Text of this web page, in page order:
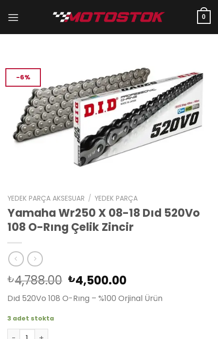
atla
0
-6%
YEDEK PARÇA AKSESUAR / YEDEK PARÇA
Yamaha Wr250 X 08-18 Dıd 520Vo
108 O-Rıng Çelik Zincir
₺4,788.00 Orijinal
fiyat:
₺4,788.00.
₺4,500.00Şu
andaki
fiyat:
Dıd 520Vo 108 O-Rıng – %100 Orjinal Ürün
3 adet stokta
Yamaha Wr250 X 08-18 Dıd 520Vo 108 O-Rıng Çelik